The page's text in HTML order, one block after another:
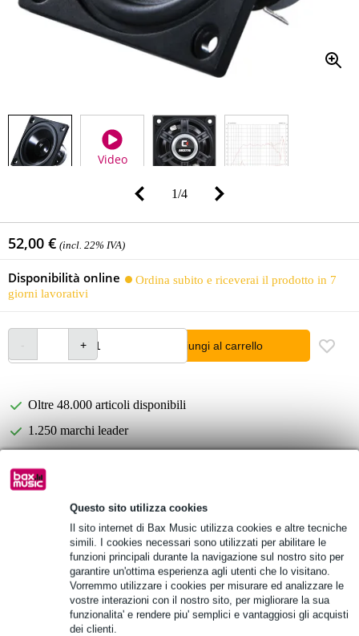
Questo sito utilizza cookies
Il sito internet di Bax Music utilizza cookies e altre tecniche
simili. I cookies necessari sono utilizzati per abilitare le
funzioni principali durante la navigazione sul nostro sito per
garantire un'ottima esperienza agli utenti che lo visitano.
Vorremmo utilizzare i cookies per misurare ed analizzare le
vostre interazioni con il nostro sito, per migliorare la sua
funzionalita' e rendere piu' semplici e vantaggiosi gli acquisti
dei clienti.
Video
1/4
52,00 € (incl. 22% IVA)
Disponibilità online
Ordina subito e riceverai il prodotto in 7
giorni lavorativi
Aggiungi al carrello
Oltre 48.000 articoli disponibili
1.250 marchi leader
B-Stock
Informazioni sul prodotto
quantità: 1 pezzo
potenza (continua): 40W
sensibilità: 84 dB
Specifiche complete